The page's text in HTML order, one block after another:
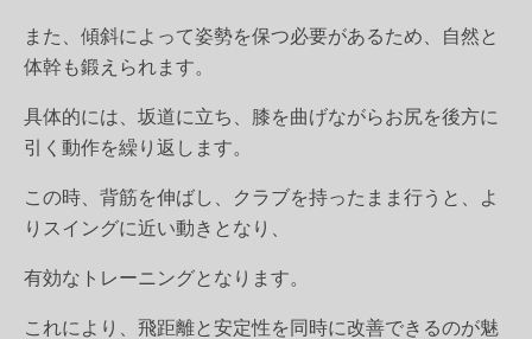
また、傾斜によって姿勢を保つ必要があるため、自然と
体幹も鍛えられます。
具体的には、坂道に立ち、膝を曲げながらお尻を後方に
引く動作を繰り返します。
この時、背筋を伸ばし、クラブを持ったまま行うと、よ
りスイングに近い動きとなり、
有効なトレーニングとなります。
これにより、飛距離と安定性を同時に改善できるのが魅